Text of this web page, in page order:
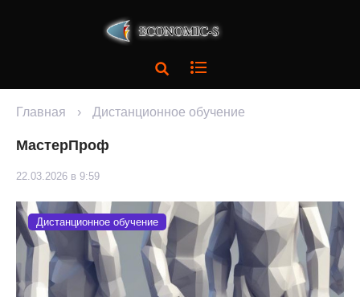
Главная › Дистанционное обучение
МастерПроф
22.03.2026 в 9:59
Дистанционное обучение